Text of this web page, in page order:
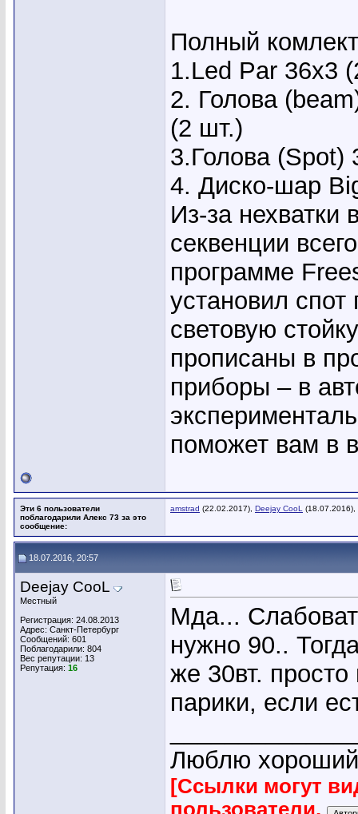
Полный
1.Led Par 36х3
2. Голова
(2 шт.)
3.Голова (Spot)
4. Диско-шар
Из-за нехватки
секвенции
программе
установил
световую
прописаны в
приборы – в
поможет вам в
Эти 6 пользователи
поблагодарили Алекс 73 за это
сообщение:
amstrad (22.02.2017), Deejay CooL (18.07.2016),
18.07.2016, 20:57
Deejay CooL
Местный
Регистрация: 24.08.2013
Адрес: Санкт-Петербург
Сообщений: 601
Поблагодарили: 804
Вес репутации: 13
Репутация: 16
Мда...
нужно 90..
же 30вт.
парики, если
Люблю хороший
[Ссылки могут
пользователи.